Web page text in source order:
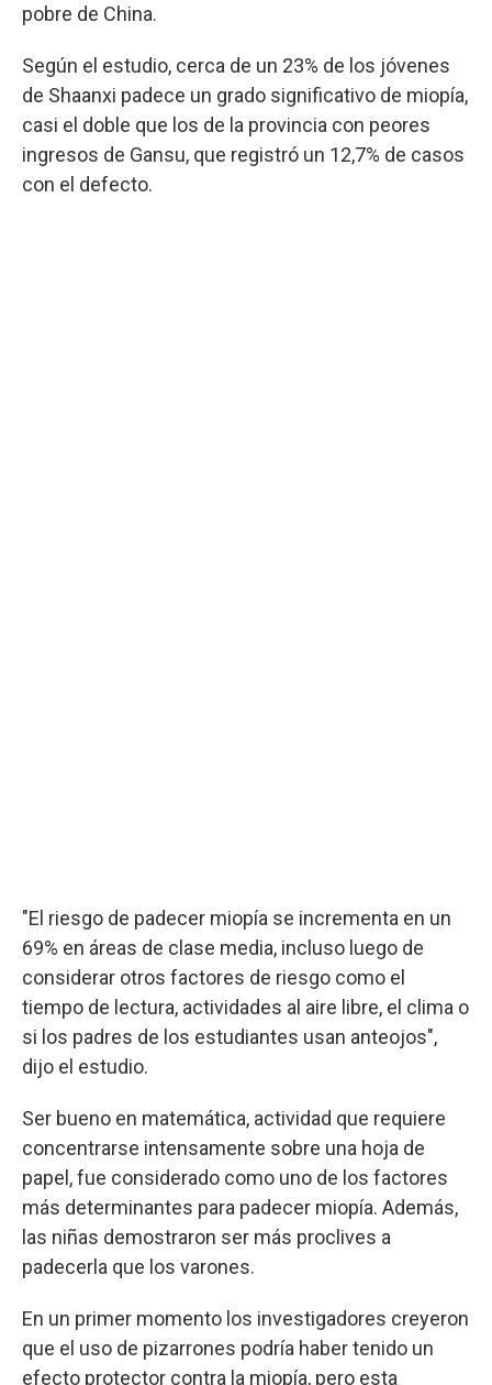
pobre de China.
Según el estudio, cerca de un 23% de los jóvenes
de Shaanxi padece un grado significativo de miopía,
casi el doble que los de la provincia con peores
ingresos de Gansu, que registró un 12,7% de casos
con el defecto.
"El riesgo de padecer miopía se incrementa en un
69% en áreas de clase media, incluso luego de
considerar otros factores de riesgo como el
tiempo de lectura, actividades al aire libre, el clima o
si los padres de los estudiantes usan anteojos",
dijo el estudio.
Ser bueno en matemática, actividad que requiere
concentrarse intensamente sobre una hoja de
papel, fue considerado como uno de los factores
más determinantes para padecer miopía. Además,
las niñas demostraron ser más proclives a
padecerla que los varones.
En un primer momento los investigadores creyeron
que el uso de pizarrones podría haber tenido un
efecto protector contra la miopía, pero esta